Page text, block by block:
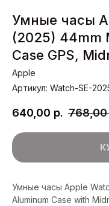
Умные часы
(2025) 44mm
Case GPS,
Apple
Артикул: Watch-SE-
640,00 р. 768,00
Умные часы Apple
Aluminum Case with